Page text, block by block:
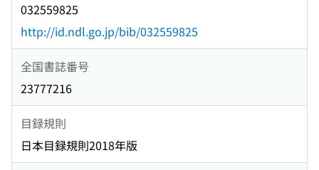
032559825
http://id.ndl.go.jp/bib/032559825
全国書誌番号
23777216
目録規則
日本目録規則2018年版